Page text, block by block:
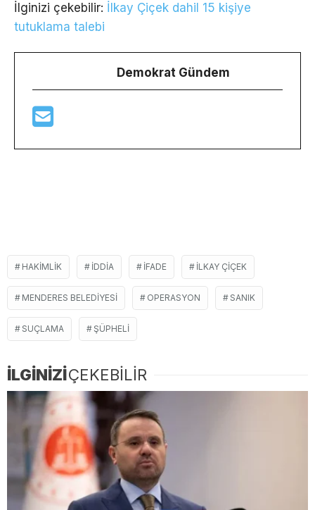
İlginizi çekebilir: İlkay Çiçek dahil 15 kişiye
tutuklama talebi
Demokrat Gündem
HAKIMLIK IDDIA IFADE ILKAY ÇIÇEK
MENDERES BELEDIYESI OPERASYON SANIK
SUÇLAMA ŞÜPHELI
İLGİNİZİÇEKEBİLİR